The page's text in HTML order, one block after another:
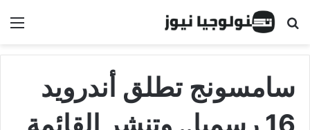
البحث عن
سامسونج تطلق أندرويد